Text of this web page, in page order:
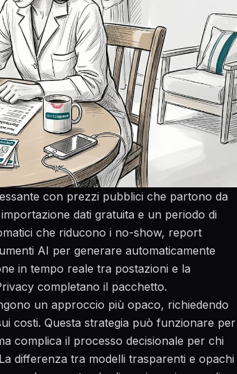
con prezzi pubblici che partono da
dati gratuita e un periodo di
che riducono i no-show, report
AI per generare automaticamente
in tempo reale tra postazioni e la
completano il pacchetto.
un approccio più opaco, richiedendo
costi. Questa strategia può funzionare per
complica il processo decisionale per chi
differenza tra modelli trasparenti e opachi